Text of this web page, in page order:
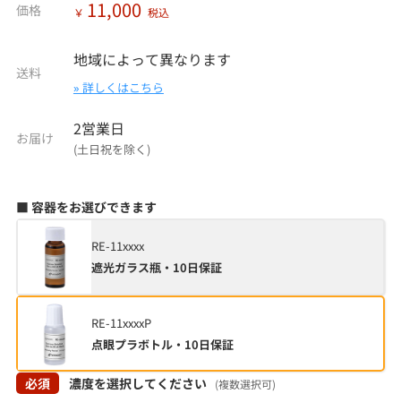
価格 ￥ 11,000 税込
送料
地域によって異なります
» 詳しくはこちら
お届け 2営業日
(土日祝を除く)
■ 容器をお選びできます
RE-11xxxx
遮光ガラス瓶・10日保証
RE-11xxxxP
点眼プラボトル・10日保証
必須 濃度を選択してください (複数選択可)